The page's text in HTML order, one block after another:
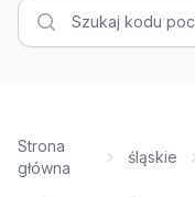
Strona
główna
śląskie